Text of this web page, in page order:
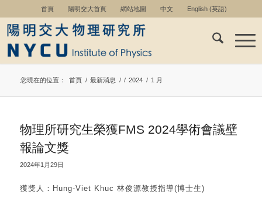
首頁 陽明交大首頁 網站地圖 中文 English(英語)
您現在的位置： 首頁 / 最新消息 / / 2024 / 1 月
物理所研究生榮獲FMS 2024學術會議壁
報論文獎
2024年1月29日
獲獎人：Hung-Viet Khuc 林俊源教授指導(博士生)